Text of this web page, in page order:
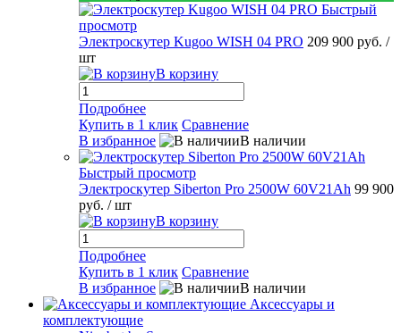
Быстрый
просмотр
Электроскутер Kugoo WISH 04 PRO 209 900 руб. /
шт
В корзину
Подробнее
Купить в 1 клик Сравнение
В избранное
В наличии
Быстрый просмотр
Электроскутер Siberton Pro 2500W 60V21Ah 99 900
руб. / шт
В корзину
Подробнее
Купить в 1 клик Сравнение
В избранное
В наличии
Аксессуары и
комплектующие